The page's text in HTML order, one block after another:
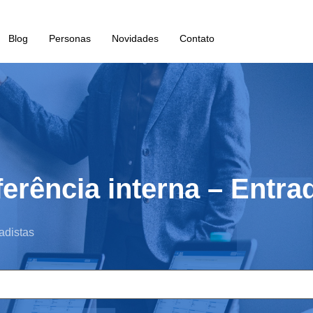
Blog Personas Novidades Contato
interna –